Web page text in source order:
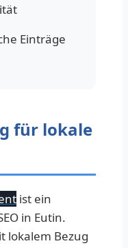
Einträge
für lokale
ist ein
in Eutin.
lokalem Bezug